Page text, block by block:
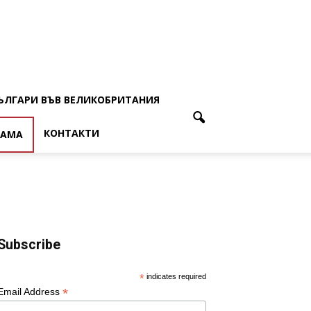
ВЪВ ВЕЛИКОБРИТАНИЯ
КОНТАКТИ
* indicates required
Address *